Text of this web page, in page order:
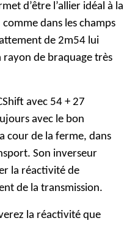
d’être l’allier idéal à la
dans les champs
de 2m54 lui
de braquage très
avec 54 + 27
avec le bon
cour de la ferme, dans
Son inverseur
la réactivité de
de la transmission.
la réactivité que